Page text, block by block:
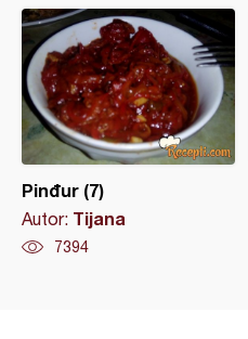
Pinđur (7)
Autor: Tijana
7394